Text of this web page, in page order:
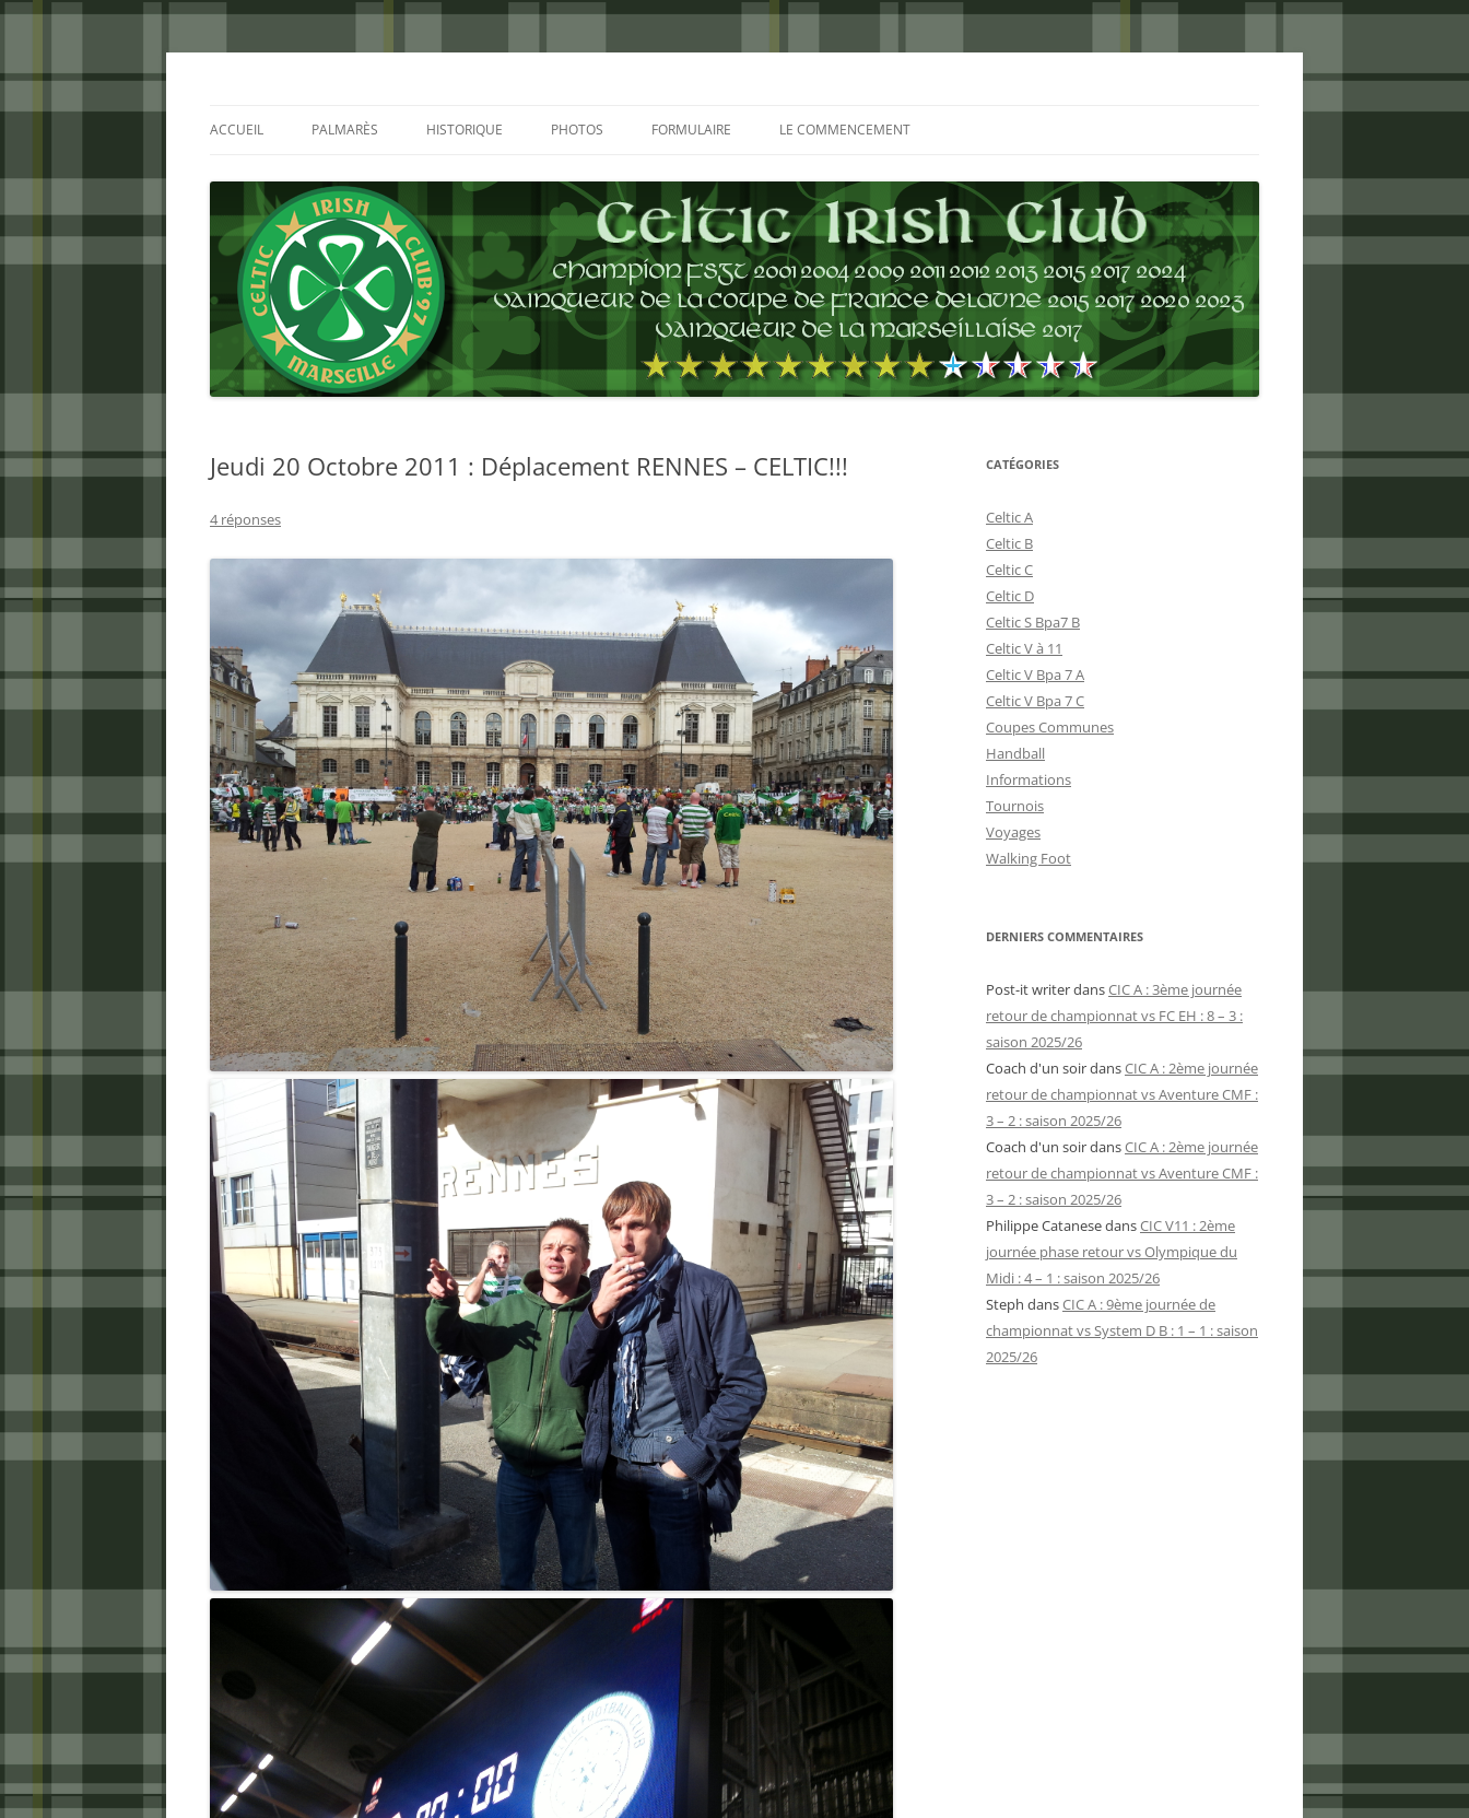
Aller
ACCUEIL PALMARÈS HISTORIQUE PHOTOS
GLASGOW 2002
CHARLIE & THE BHOYS 2006
PRAGUE 2006
NICE 2008
FORMULAIRE LE COMMENCEMENT
Jeudi 20 Octobre 2011 : Déplacement RENNES – CELTIC!!!
4 réponses
CATÉGORIES
Celtic A
Celtic B
Celtic C
Celtic D
Celtic S Bpa7 B
Celtic V à 11
Celtic V Bpa 7 A
Celtic V Bpa 7 C
Coupes Communes
Handball
Informations
Tournois
Voyages
Walking Foot
DERNIERS COMMENTAIRES
Post-it writerdansCIC A : 3ème journée
retour de championnat vs FC EH : 8 – 3 :
saison 2025/26
Coach d'un soirdansCIC A : 2ème journée
retour de championnat vs Aventure CMF :
3 – 2 : saison 2025/26
Coach d'un soirdansCIC A : 2ème journée
retour de championnat vs Aventure CMF :
3 – 2 : saison 2025/26
Philippe CatanesedansCIC V11 : 2ème
journée phase retour vs Olympique du
Midi : 4 – 1 : saison 2025/26
Steph dansCIC A : 9ème journée de
championnat vs System D B : 1 – 1 : saison
2025/26